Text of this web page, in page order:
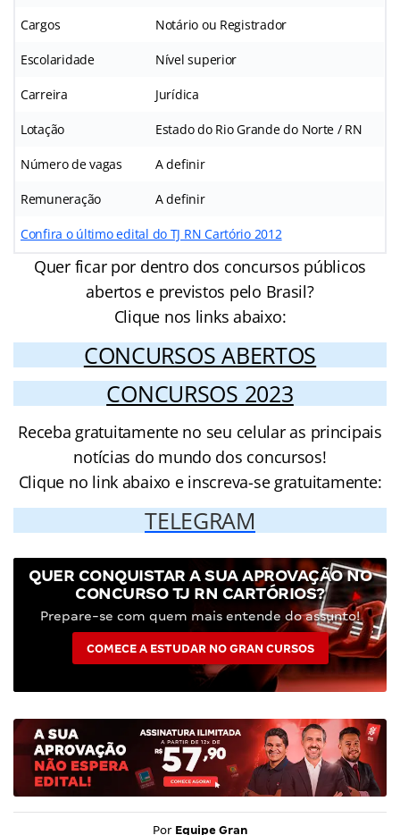
Cargos Notário ou Registrador
Escolaridade Nível superior
Carreira Jurídica
Lotação Estado do Rio Grande do Norte / RN
Número de vagas A definir
Remuneração A definir
Confira o último edital do TJ RN Cartório 2012
Quer ficar por dentro dos concursos públicos
abertos e previstos pelo Brasil?
Clique nos links abaixo:
CONCURSOS ABERTOS
CONCURSOS 2023
Receba gratuitamente no seu celular as principais
notícias do mundo dos concursos!
Clique no link abaixo e inscreva-se gratuitamente:
TELEGRAM
QUER CONQUISTAR A SUA APROVAÇÃO NO
CONCURSO TJ RN CARTÓRIOS?
Prepare-se com quem mais entende do assunto!
COMECE A ESTUDAR NO GRAN CURSOS
Por Equipe Gran